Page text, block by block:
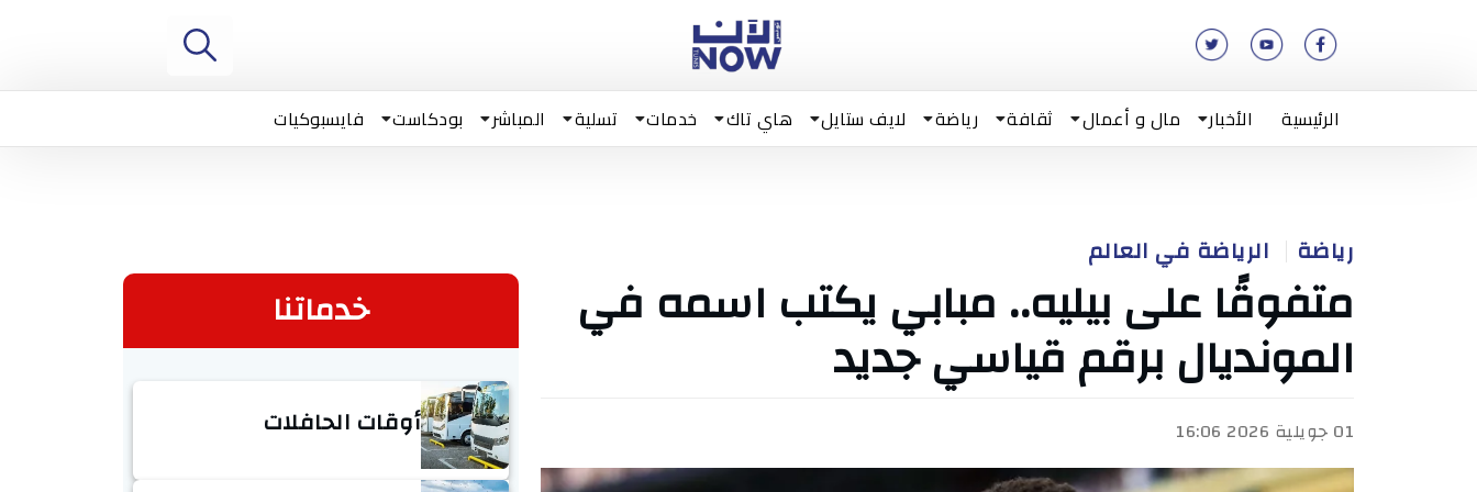
الرئيسية الأخبار مال و أعمال ثقافة رياضة لايف ستايل هاي تاك خدمات تسلية المباشر بودكاست فايسبوكيات
رياضة الرياضة في العالم
متفوقًا على بيليه.. مبابي يكتب اسمه في
المونديال برقم قياسي جديد
01 جويلية 2026 16:06
خدماتنا
أوقات الحافلات